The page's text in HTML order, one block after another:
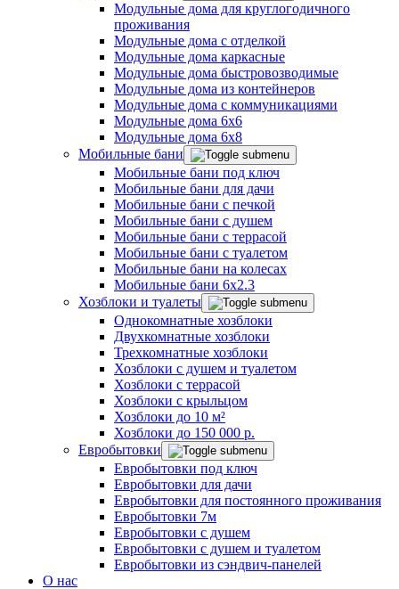
Модульные дома для круглогодичного
проживания
Модульные дома с отделкой
Модульные дома каркасные
Модульные дома быстровозводимые
Модульные дома из контейнеров
Модульные дома с коммуникациями
Модульные дома 6x6
Модульные дома 6x8
Мобильные бани
Мобильные бани под ключ
Мобильные бани для дачи
Мобильные бани с печкой
Мобильные бани с душем
Мобильные бани с террасой
Мобильные бани с туалетом
Мобильные бани на колесах
Мобильные бани 6х2.3
Хозблоки и туалеты
Однокомнатные хозблоки
Двухкомнатные хозблоки
Трехкомнатные хозблоки
Хозблоки с душем и туалетом
Хозблоки с террасой
Хозблоки с крыльцом
Хозблоки до 10 м²
Хозблоки до 150 000 р.
Евробытовки
Евробытовки под ключ
Евробытовки для дачи
Евробытовки для постоянного проживания
Евробытовки 7м
Евробытовки с душем
Евробытовки с душем и туалетом
Евробытовки из сэндвич-панелей
О нас